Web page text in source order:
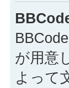
が用意
よって